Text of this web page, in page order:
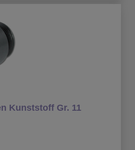
Kunststoff Gr. 11